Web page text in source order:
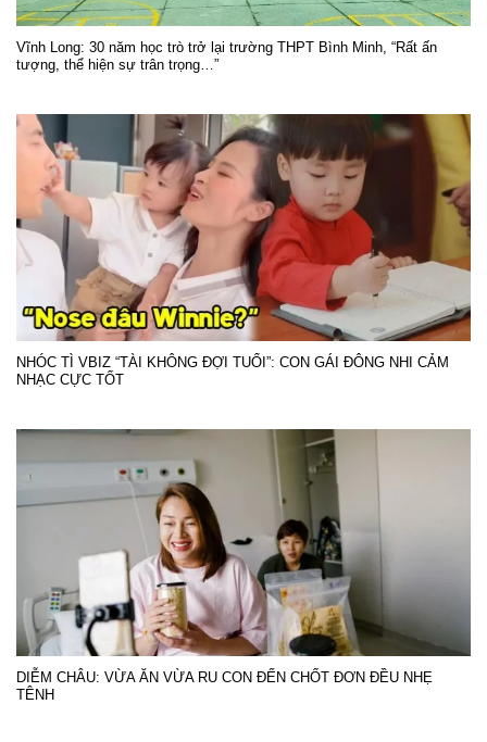
Vĩnh Long: 30 năm học trò trở lại trường THPT Bình Minh, “Rất ấn
tượng, thể hiện sự trân trọng…”
NHÓC TÌ VBIZ “TÀI KHÔNG ĐỢI TUỔI”: CON GÁI ĐÔNG NHI CẢM
NHẠC CỰC TỐT
DIỄM CHÂU: VỪA ĂN VỪA RU CON ĐẾN CHỐT ĐƠN ĐỀU NHẸ
TÊNH